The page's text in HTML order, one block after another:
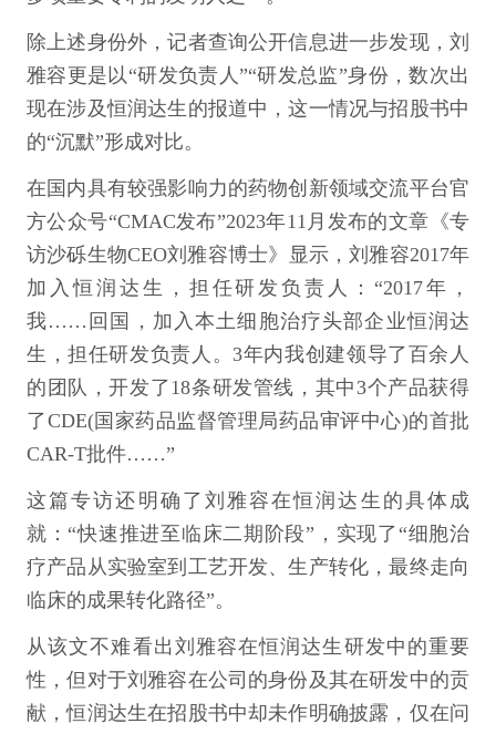
除上述身份外，记者查询公开信息进一步发现，刘
雅容更是以“研发负责人”“研发总监”身份，数次出
现在涉及恒润达生的报道中，这一情况与招股书中
的“沉默”形成对比。
在国内具有较强影响力的药物创新领域交流平台官
方公众号“CMAC发布”2023年11月发布的文章《专
访沙砾生物CEO刘雅容博士》显示，刘雅容2017年
加入恒润达生，担任研发负责人：“2017年，
我……回国，加入本土细胞治疗头部企业恒润达
生，担任研发负责人。3年内我创建领导了百余人
的团队，开发了18条研发管线，其中3个产品获得
了CDE(国家药品监督管理局药品审评中心)的首批
CAR-T批件……”
这篇专访还明确了刘雅容在恒润达生的具体成
就：“快速推进至临床二期阶段”，实现了“细胞治
疗产品从实验室到工艺开发、生产转化，最终走向
临床的成果转化路径”。
从该文不难看出刘雅容在恒润达生研发中的重要
性，但对于刘雅容在公司的身份及其在研发中的贡
献，恒润达生在招股书中却未作明确披露，仅在问